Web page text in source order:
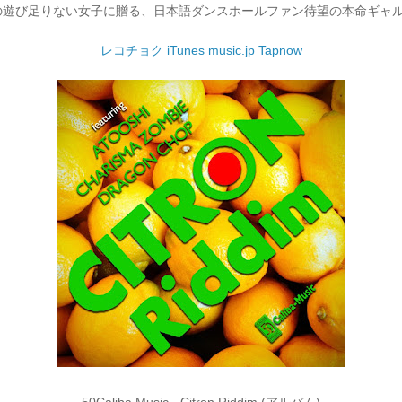
び足りない女子に贈る、
日本語ダンスホールファン待望の本命ギャ
レコチョク iTunes music.jp Tapnow